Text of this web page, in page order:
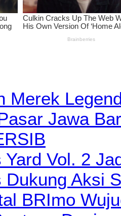
Merek
Jawa
Yard Vol. 2
Dukung Aksi
BRImo